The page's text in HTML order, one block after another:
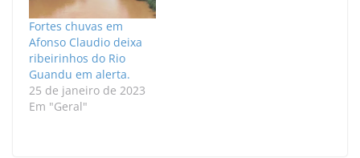
Fortes chuvas em
Afonso Claudio deixa
ribeirinhos do Rio
Guandu em alerta.
25 de janeiro de 2023
Em "Geral"